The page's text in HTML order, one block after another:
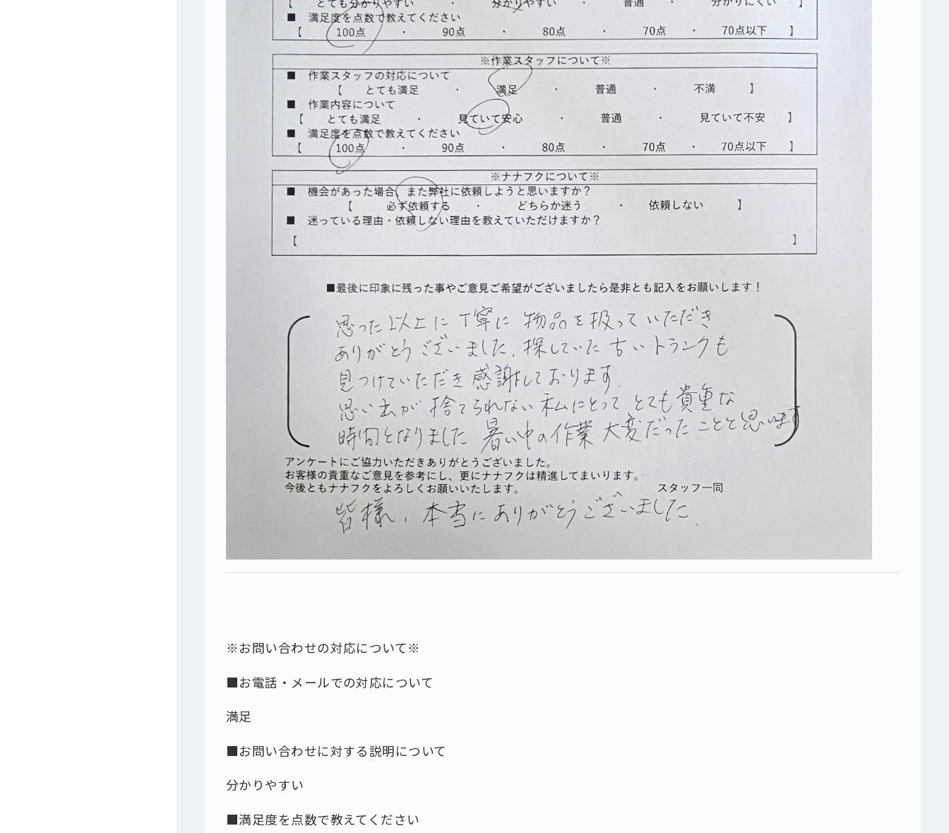
※お問い合わせの対応について※
■お電話・メールでの対応について
満足
■お問い合わせに対する説明について
分かりやすい
■満足度を点数で教えてください